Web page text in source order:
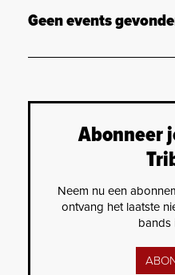
Geen events
Abonneer
Neem nu een
ontvang het laatste
bands